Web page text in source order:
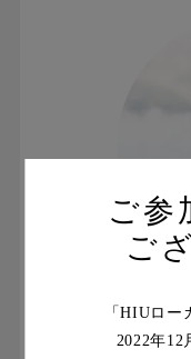
scheme verge株
政策研究大学院
ご参
ご
「HIUロ
2022年12